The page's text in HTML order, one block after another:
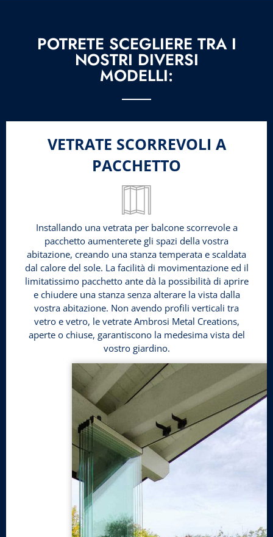
POTRETE SCEGLIERE TRA I
NOSTRI DIVERSI
MODELLI:
VETRATE SCORREVOLI A
PACCHETTO
Installando una vetrata per balcone scorrevole a
pacchetto aumenterete gli spazi della vostra
abitazione, creando una stanza temperata e scaldata
dal calore del sole. La facilità di movimentazione ed il
limitatissimo pacchetto ante dà la possibilità di aprire
e chiudere una stanza senza alterare la vista dalla
vostra abitazione. Non avendo profili verticali tra
vetro e vetro, le vetrate Ambrosi Metal Creations,
aperte o chiuse, garantiscono la medesima vista del
vostro giardino.